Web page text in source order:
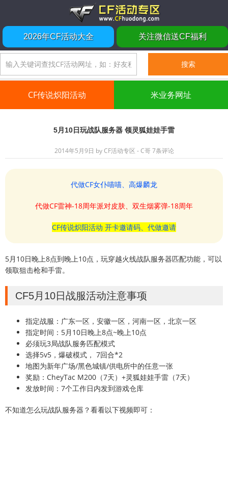
2026年CF活动大全 关注微信送CF福利
CF传说炽阳活动 米业务网址
5月10日玩战队服务器 领灵狐娃娃手雷
2014年5月9日 byCF活动专区 - C哥 7条评论
代做CF女仆喵喵、高爆麟龙
代做CF雷神-18周年派对皮肤、双生烟雾弹-18周年
CF传说炽阳活动 开卡邀请码、代做邀请
5月10日晚上8点到晚上10点，玩穿越火线战队服务器匹配功能，可以
领取狙击枪和手雷。
CF5月10日战服活动注意事项
指定战服：广东一区，安徽一区，河南一区，北京一区
指定时间：5月10日晚上8点~晚上10点
必须玩3局战队服务匹配模式
选择5v5，爆破模式， 7回合*2
地图为新年广场/黑色城镇/供电所中的任意一张
奖励：CheyTac M200（7天）+灵狐娃娃手雷（7天）
发放时间：7个工作日内发到游戏仓库
不知道怎么玩战队服务器？看看以下视频即可：